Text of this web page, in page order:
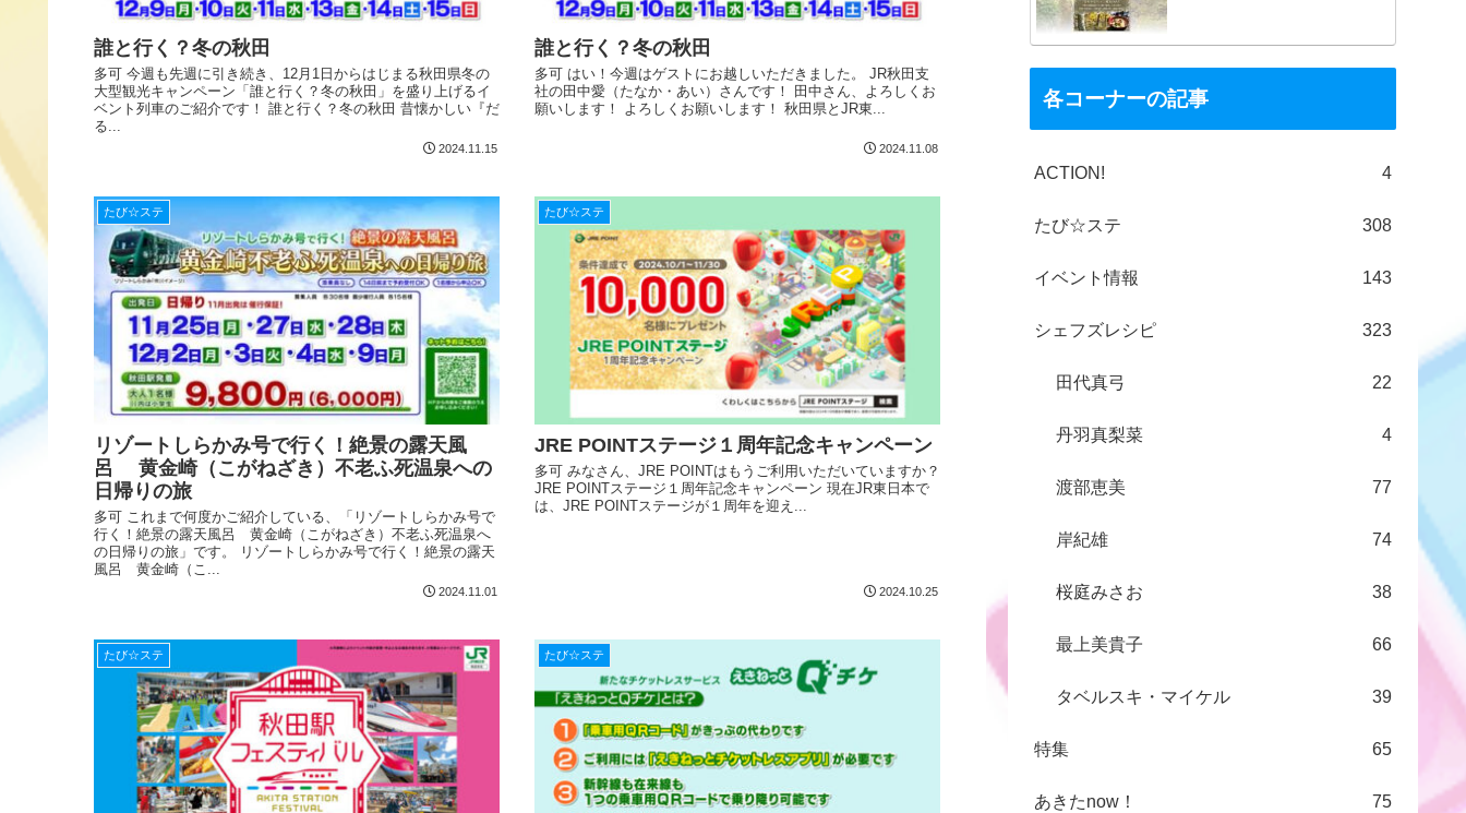
誰と行く？冬の秋田
多可 今週も先週に引き続き、12月1日からはじまる秋田県冬の
大型観光キャンペーン「誰と行く？冬の秋田」を盛り上げるイ
ベント列車のご紹介です！ 誰と行く？冬の秋田 昔懐かしい『だ
る...
2024.11.15
誰と行く？冬の秋田
多可 はい！今週はゲストにお越しいただきました。 JR秋田支
社の田中愛（たなか・あい）さんです！ 田中さん、よろしくお
願いします！ よろしくお願いします！ 秋田県とJR東...
2024.11.08
たび☆ステ
リゾートしらかみ号で行く！絶景の露天風
呂 黄金崎（こがねざき）不老ふ死温泉への
日帰りの旅
多可 これまで何度かご紹介している、「リゾートしらかみ号で
行く！絶景の露天風呂 黄金崎（こがねざき）不老ふ死温泉へ
の日帰りの旅」です。 リゾートしらかみ号で行く！絶景の露天
風呂 黄金崎（こ...
2024.11.01
たび☆ステ
JRE POINTステージ１周年記念キャンペーン
多可 みなさん、JRE POINTはもうご利用いただいていますか？
JRE POINTステージ１周年記念キャンペーン 現在JR東日本で
は、JRE POINTステージが１周年を迎え...
2024.10.25
たび☆ステ たび☆ステ
各コーナーの記事
ACTION! 4
たび☆ステ 308
イベント情報 143
シェフズレシピ 323
田代真弓 22
丹羽真梨菜 4
渡部恵美 77
岸紀雄 74
桜庭みさお 38
最上美貴子 66
タベルスキ・マイケル 39
特集 65
あきたnow！ 75